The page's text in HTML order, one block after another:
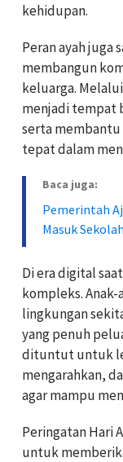
kehidupan.
Peran ayah juga
membangun
keluarga.
menjadi tempat
serta
tepat dalam
Baca juga:
Pemerintah
Masuk Sekolah
Di era digital
kompleks.
lingkungan
yang penuh
dituntut untuk
mengarahkan,
agar mampu
Peringatan Hari
untuk